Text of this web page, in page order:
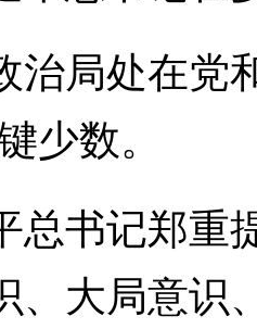
局处在党和
少数。
书记郑重提
、大局意识